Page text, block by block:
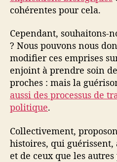
cohérentes pour cela.
Cependant, souhaitons-
? Nous pouvons nous
modifier ces emprises
enjoint à prendre soin
proches : mais la
aussi des processus de
politique.
Collectivement,
histoires, qui guérissent,
et de ceux que les